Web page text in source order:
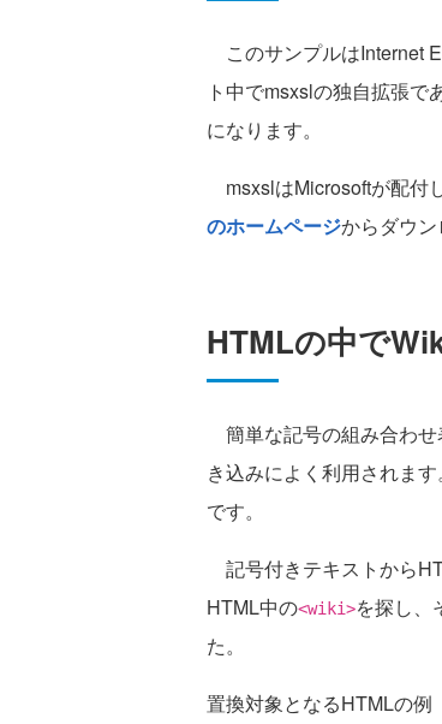
このサンプルはInternet
ト中でmsxslの独自拡張で
になります。
msxslはMicrosoftが配付
のホームページからダウン
HTMLの中で
簡単な記号の組み合わ
き込みによく利用されま
です。
記号付きテキストから
HTML中の<wiki>を探し、
た。
置換対象となるHTMLの例